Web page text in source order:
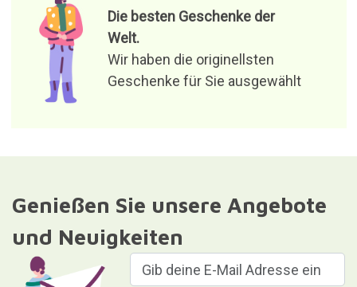
Die besten Geschenke der
Welt.
Wir haben die originellsten
Geschenke für Sie ausgewählt
Genießen Sie unsere Angebote
und Neuigkeiten